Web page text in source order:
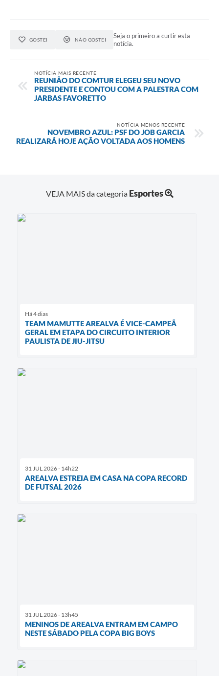
GOSTEI NÃO GOSTEI
Seja o primeiro a curtir esta
notícia.
NOTÍCIA MAIS RECENTE
REUNIÃO DO COMTUR ELEGEU SEU NOVO
PRESIDENTE E CONTOU COM A PALESTRA COM
JARBAS FAVORETTO
NOTÍCIA MENOS RECENTE
NOVEMBRO AZUL: PSF DO JOB GARCIA
REALIZARÁ HOJE AÇÃO VOLTADA AOS HOMENS
VEJA MAIS da categoria Esportes
Há 4 dias
TEAM MAMUTTE AREALVA É VICE-CAMPEÃ
GERAL EM ETAPA DO CIRCUITO INTERIOR
PAULISTA DE JIU-JITSU
31 JUL 2026 - 14h22
AREALVA ESTREIA EM CASA NA COPA RECORD
DE FUTSAL 2026
31 JUL 2026 - 13h45
MENINOS DE AREALVA ENTRAM EM CAMPO
NESTE SÁBADO PELA COPA BIG BOYS